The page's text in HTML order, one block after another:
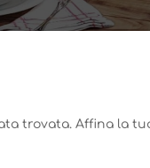
trovata. Affina la